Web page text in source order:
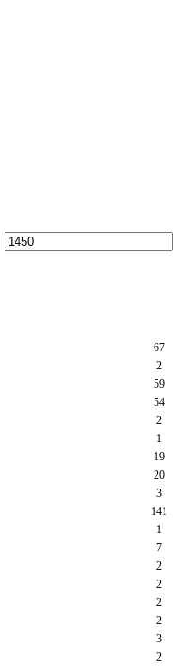
67
2
59
54
2
1
19
20
3
141
1
7
2
2
2
2
3
2